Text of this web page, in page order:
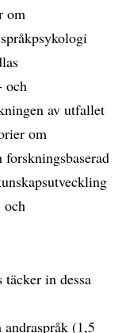
om
och
av utfallet
om
och
in dessa
(1,5